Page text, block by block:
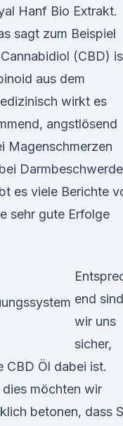
Hanf Bio Extrakt.
sagt zum Beispiel
(CBD)
aus dem
wirkt es
angstlösend
Magenschmerzen
es viele Berichte
sehr gute Erfolge
end sind
wir uns
sicher,
CBD Öl dabei ist.
möchten wir
betonen, dass